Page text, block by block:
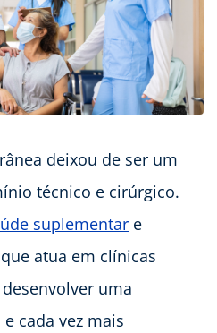
deixou de ser um
técnico e cirúrgico.
suplementar e
atua em clínicas
uma
cada vez mais